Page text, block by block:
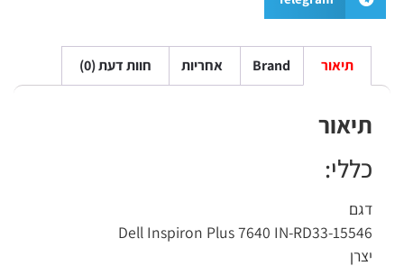
Brand אחריות חוות דעת (0)
Dell Inspiron Plus 7640 IN-RD33-